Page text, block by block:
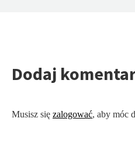
Dodaj
Musisz się zalogować, aby móc